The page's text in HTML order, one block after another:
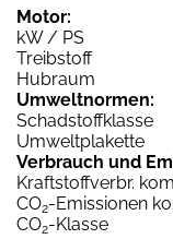
Motor:
kW / PS
Treibstoff
Hubraum
Umweltnormen:
Schadstoffklasse
Umweltplakette
Verbrauch und
Kraftstoffverbr.
CO2-Emissionen
CO2-Klasse